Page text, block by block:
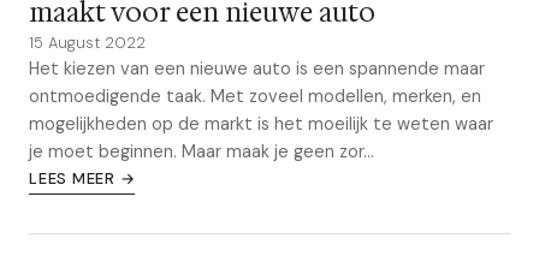
maakt voor een nieuwe auto
15 August 2022
Het kiezen van een nieuwe auto is een spannende maar
ontmoedigende taak. Met zoveel modellen, merken, en
mogelijkheden op de markt is het moeilijk te weten waar
je moet beginnen. Maar maak je geen zor...
LEES MEER →